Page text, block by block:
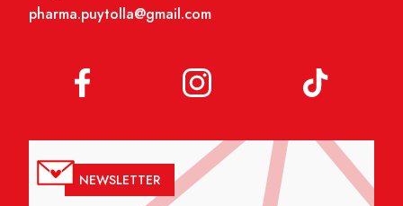
pharma.puytolla@gmail.com
NEWSLETTER